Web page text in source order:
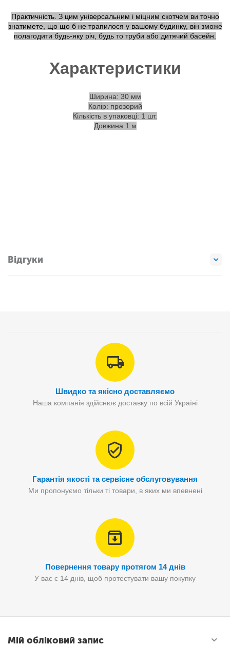
Практичність. З цим універсальним і міцним скотчем ви точно
знатимете, що що б не трапилося у вашому будинку, він зможе
полагодити будь-яку річ, будь то труби або дитячий басейн.
Характеристики
Ширина: 30 мм
Колір: прозорий
Кількість в упаковці: 1 шт.
Довжина 1 м
Відгуки
Швидко та якісно доставляємо
Наша компанія здійснює доставку по всій Україні
Гарантія якості та сервісне обслуговування
Ми пропонуємо тільки ті товари, в яких ми впевнені
Повернення товару протягом 14 днів
У вас є 14 днів, щоб протестувати вашу покупку
Мій обліковий запис